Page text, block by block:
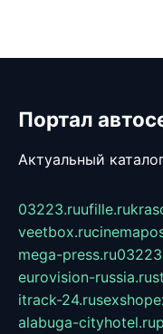
Портал
Актуальный
03223.ruufille.ru
veetbox.ru
mega-press.ru
eurovision-russia.ru
itrack-24.ru
alabuga-cityhotel.ru